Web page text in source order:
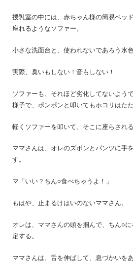
授乳室の中には、赤ちゃん様の簡易ベッ
座れるようなソファー。
小さな洗面台と、使われないであろう水
実際、臭いもしない！音もしない！
ソファーも、それほど劣化してないよう
様子で、ポンポンと叩いてもホコリはたた
軽くソファーを叩いて、そこに座らされる
ママさんは、オレのズボンとパンツに手
す。
マ「いい？ちん○食べちゃうよ！」
もはや、止まるけはいのないママさん。
オレは、ママさんの頭を掴んで、ちん○
定する。
ママさんは、舌を伸ばして、息づかいを